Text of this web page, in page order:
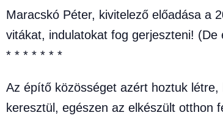
Maracskó Péter, kivitelező előadása a
vitákat, indulatokat fog gerjeszteni! (De
* * * * * * *
Az építő közösséget azért hoztuk
keresztül, egészen az elkészült otthon